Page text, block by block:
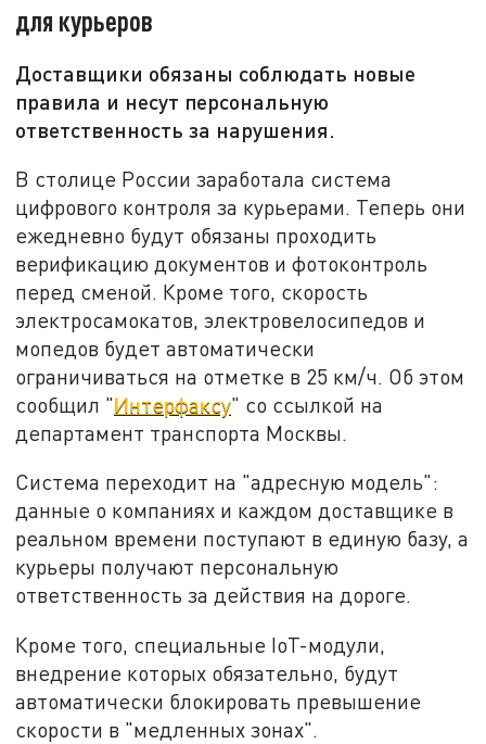
для курьеров
Доставщики обязаны соблюдать новые
правила и несут персональную
ответственность за нарушения.
В столице России заработала система
цифрового контроля за курьерами. Теперь они
ежедневно будут обязаны проходить
верификацию документов и фотоконтроль
перед сменой. Кроме того, скорость
электросамокатов, электровелосипедов и
мопедов будет автоматически
ограничиваться на отметке в 25 км/ч. Об этом
сообщил "Интерфаксу" со ссылкой на
департамент транспорта Москвы.
Система переходит на "адресную модель":
данные о компаниях и каждом доставщике в
реальном времени поступают в единую базу, а
курьеры получают персональную
ответственность за действия на дороге.
Кроме того, специальные IoT-модули,
внедрение которых обязательно, будут
автоматически блокировать превышение
скорости в "медленных зонах".